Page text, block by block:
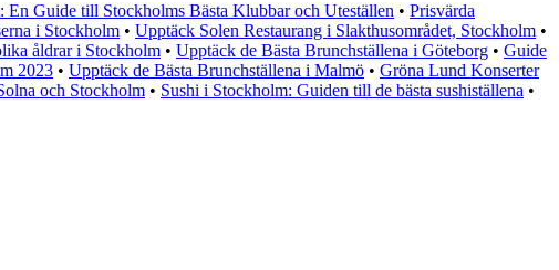
En Guide till Stockholms Bästa Klubbar och Uteställen • Prisvärda
i Stockholm • Upptäck Solen Restaurang i Slakthusområdet, Stockholm •
åldrar i Stockholm • Upptäck de Bästa Brunchställena i Göteborg • Guide
2023 • Upptäck de Bästa Brunchställena i Malmö • Gröna Lund Konserter
och Stockholm • Sushi i Stockholm: Guiden till de bästa sushiställena •